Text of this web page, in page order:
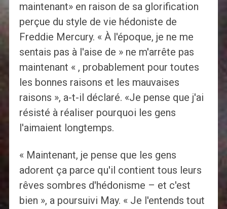
maintenant» en raison de sa glorification
perçue du style de vie hédoniste de
Freddie Mercury. « À l'époque, je ne me
sentais pas à l'aise de » ne m'arrête pas
maintenant « , probablement pour toutes
les bonnes raisons et les mauvaises
raisons », a-t-il déclaré. «Je pense que j'ai
résisté à réaliser pourquoi les gens
l'aimaient longtemps.
« Maintenant, je pense que les gens
adorent ça parce qu'il contient tous leurs
rêves sombres d'hédonisme – et c'est
bien », a poursuivi May. « Je l'entends tout